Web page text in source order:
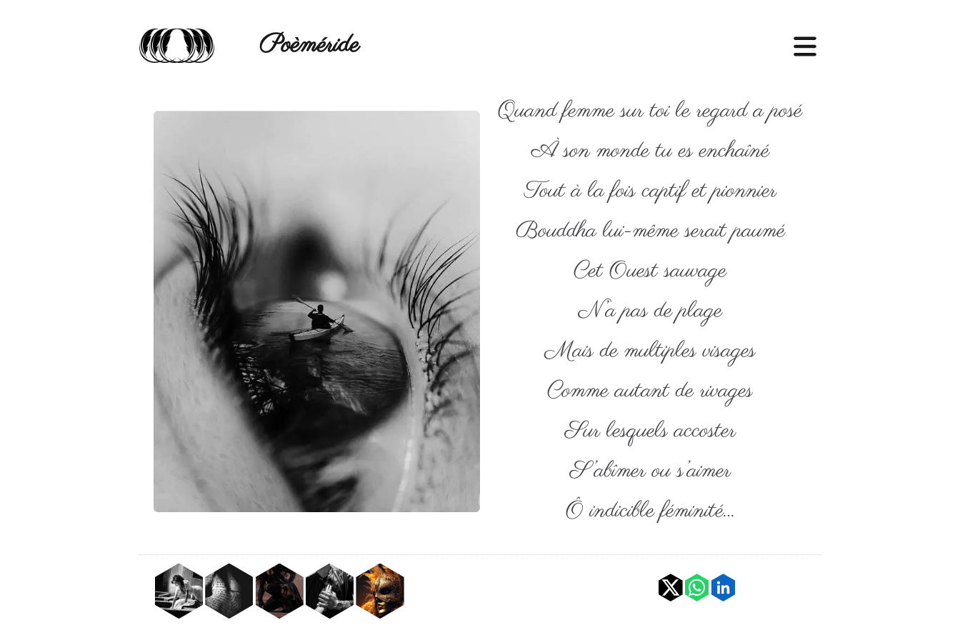
Poèméride
Quand femme sur toi le regard a posé
À son monde tu es enchaîné
Tout à la fois captif et pionnier
Bouddha lui-même serait paumé
Cet Ouest sauvage
N’a pas de plage
Mais de multiples visages
Comme autant de rivages
Sur lesquels accoster
S’abîmer ou s’aimer
Ô indicible féminité…